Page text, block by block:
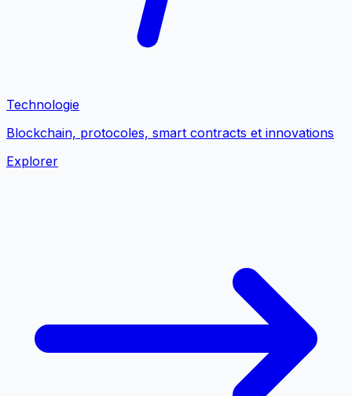
Technologie
Blockchain, protocoles, smart contracts et innovations
Explorer